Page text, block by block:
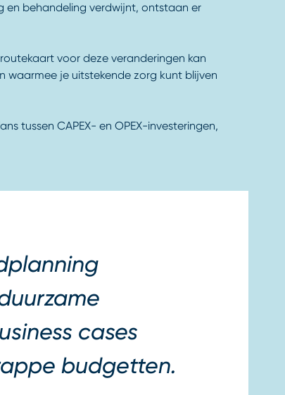
en behandeling verdwijnt, ontstaan er
voor deze veranderingen kan
waarmee je uitstekende zorg kunt blijven
tussen CAPEX- en OPEX-investeringen,
cases
budgetten.